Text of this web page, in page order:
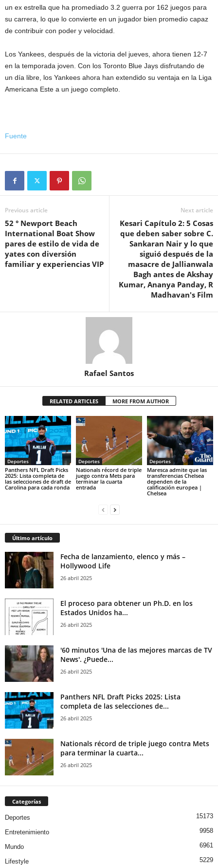
un ex estrella que ha promediado 3.2 guerra por 162 juegos para
su carrera, lo que lo convierte en un jugador bien promedio capaz
de contribuir con poder y velocidad.
Los Yankees, después de la victoria del jueves, ahora tienen 12-7
en la temporada joven. Con los Toronto Blue Jays disfrutando de
un día libre, los Yankees ahora han extendido su ventaja en la Liga
Americana Este a un juego completo.
Fuente
Previous article
52 ° Newport Beach
International Boat Show
pares de estilo de vida de
yates con diversión
familiar y experiencias VIP
Next article
Kesari Capítulo 2: 5 Cosas
que deben saber sobre C.
Sankaran Nair y lo que
siguió después de la
masacre de Jallianwala
Bagh antes de Akshay
Kumar, Ananya Panday, R
Madhavan's Film
Rafael Santos
RELATED ARTICLES MORE FROM AUTHOR
Deportes
Panthers NFL Draft Picks
2025: Lista completa de
las selecciones de draft de
Carolina para cada ronda
Deportes
Nationals récord de triple
juego contra Mets para
terminar la cuarta
entrada
Deportes
Maresca admite que las
transferencias Chelsea
dependen de la
calificación europea |
Chelsea
Último artículo
Fecha de lanzamiento, elenco y más –
Hollywood Life
26 abril 2025
El proceso para obtener un Ph.D. en los
Estados Unidos ha...
26 abril 2025
'60 minutos 'Una de las mejores marcas de TV
News'. ¿Puede...
26 abril 2025
Panthers NFL Draft Picks 2025: Lista
completa de las selecciones de...
26 abril 2025
Nationals récord de triple juego contra Mets
para terminar la cuarta...
26 abril 2025
Categorías
Deportes 15173
Entretenimiento 9958
Mundo 6961
Lifestyle 5229